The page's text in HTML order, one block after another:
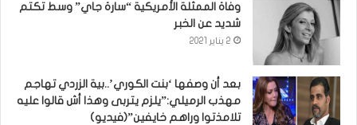
وفاة الممثلة الأمريكية “سارة جاي” وسط تكتم
شديد عن الخبر
2 يناير 2021
بعد أن وصفها ‘بنت الكوري’..بية الزردي تهاجم
مهذب الرميلي:”يلزم يتربى وهذا أش قالوا عليه
تلامذتوا وراهم خايفين”(فيديو)